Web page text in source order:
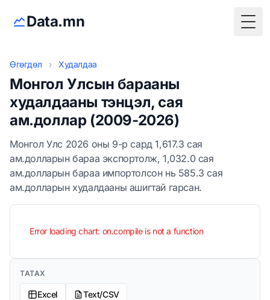
Data.mn
Өгөгдөл › Худалдаа
Монгол Улсын барааны
худалдааны тэнцэл, сая
ам.доллар (2009-2026)
Монгол Улс 2026 оны 9-р сард 1,617.3 сая
ам.долларын бараа экспортолж, 1,032.0 сая
ам.долларын бараа импортолсон нь 585.3 сая
ам.долларын худалдааны ашигтай гарсан.
Error loading chart: on.compile is not a function
ТАТАХ
Excel Text/CSV